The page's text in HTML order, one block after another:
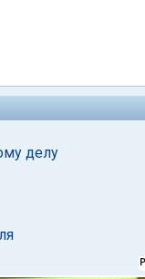
делу